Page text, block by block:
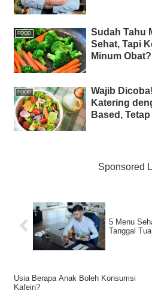
FOOD
Sudah Tahu
Sehat, Tapi
Minum Obat?
FOOD
Wajib
Katering
Based,
Sponsored
5 Menu
Tanggal Tua
Usia Berapa Anak Boleh Konsumsi
Kafein?